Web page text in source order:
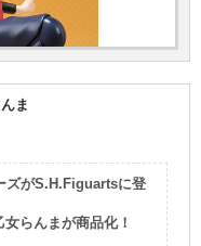
ま
ズがS.H.Figuartsに登
らんまが商品化！